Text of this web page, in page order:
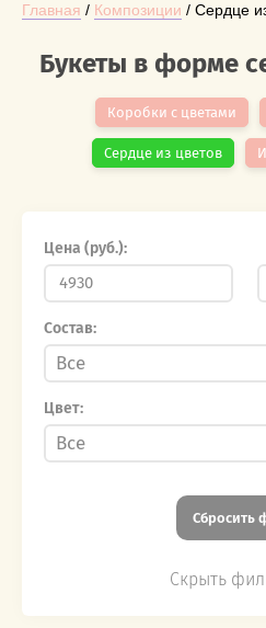
Главная / Композиции / Сердце
Букеты в форме
Коробки с цветами
Сердце из цветов
Цена (руб.):
Состав:
Цвет:
Скрыть
Сбросить